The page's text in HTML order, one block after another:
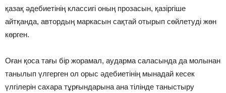
қазақ әдебиетінің классигі оның прозасын, қазіргіше
айтқанда, автордың маркасын сақтай отырып сөйлетуді жөн
көрген.
Оған қоса тағы бір жорамал, аударма саласында да молынан
танылып үлгерген ол орыс әдебиетінің мынадай кесек
үлгілерін сахара тұрғындарына ана тілінде таныстыру